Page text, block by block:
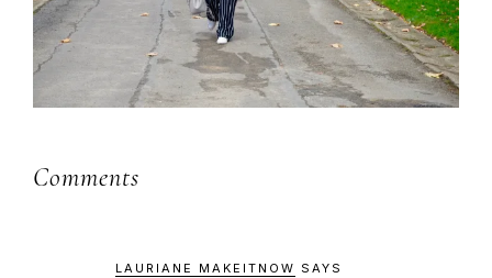
Reader
Comments
LAURIANE MAKEITNOW SAYS